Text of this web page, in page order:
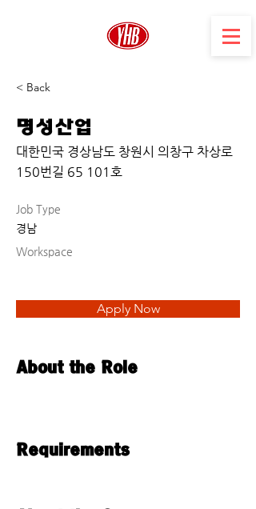
< Back
명성산업
대한민국 경상남도 창원시 의창구 차상로
150번길 65 101호
Job Type
경남
Workspace
Apply Now
About the Role
Requirements